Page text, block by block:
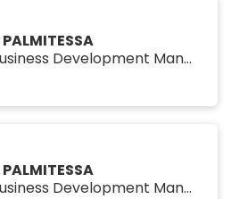
Senior Business Development Manager
Senior Business Development Manager